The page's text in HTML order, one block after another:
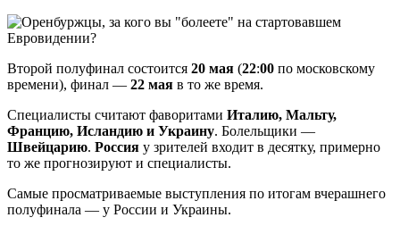
Второй полуфинал состоится 20 мая (22:00 по московскому
времени), финал — 22 мая в то же время.
Специалисты считают фаворитами Италию, Мальту,
Францию, Исландию и Украину. Болельщики —
Швейцарию. Россия у зрителей входит в десятку, примерно
то же прогнозируют и специалисты.
Самые просматриваемые выступления по итогам вчерашнего
полуфинала — у России и Украины.